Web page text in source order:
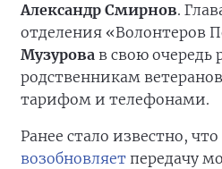
Александр Смирнов.
отделения «Волонтеров
Музурова в свою очередь
родственникам
тарифом и телефонами.
Ранее стало известно,
возобновляет передачу